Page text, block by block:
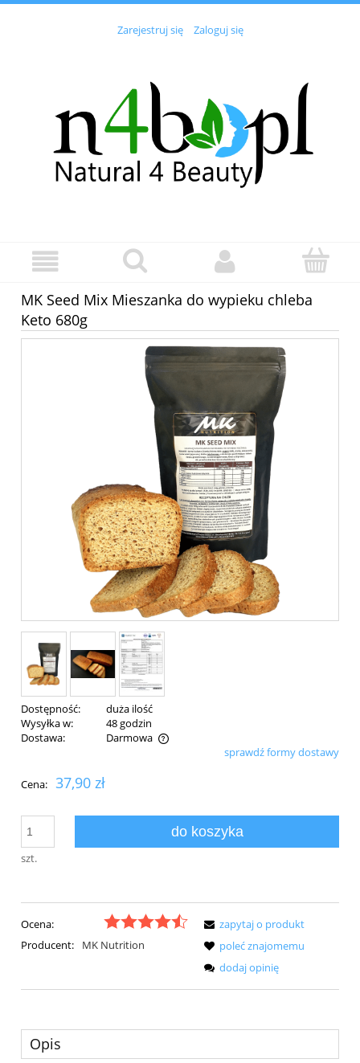
Zarejestruj się Zaloguj się
MK Seed Mix Mieszanka do wypieku chleba
Keto 680g
Dostępność:
duża ilość
Wysyłka w:
48 godzin
Dostawa:
Darmowa
Cena nie zawiera ewentualnych kosztów płatnościsprawdź formy dostawy
Cena: 37,90 zł
szt.
do koszyka
Ocena:
Producent:
MK Nutrition
zapytaj o produkt
poleć znajomemu
dodaj opinię
Opis